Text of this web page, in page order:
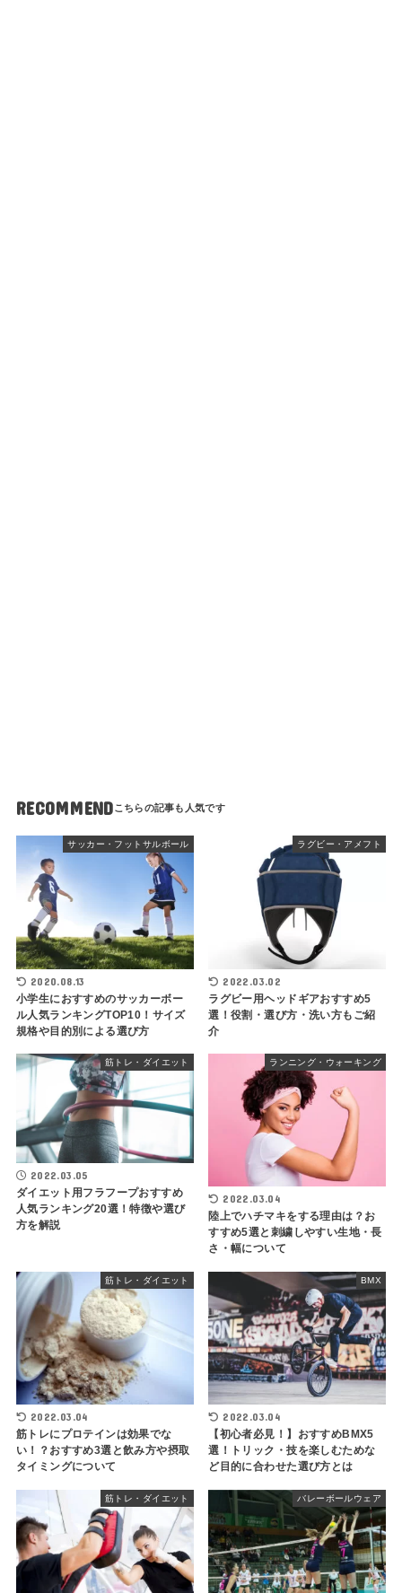
RECOMMEND
サッカー・フットサルボール
2020.08.13
小学生におすすめのサッカーボー
ル人気ランキングTOP10！サイズ
規格や目的別による選び方
ラグビー・アメフト
2022.03.02
ラグビー用ヘッドギアおすすめ5
選！役割・選び方・洗い方もご紹
介
筋トレ・ダイエット
2022.03.05
ダイエット用フラフープおすすめ
人気ランキング20選！特徴や選び
方を解説
ランニング・ウォーキング
2022.03.04
陸上でハチマキをする理由は？お
すすめ5選と刺繍しやすい生地・長
さ・幅について
筋トレ・ダイエット
2022.03.04
筋トレにプロテインは効果でな
い！？おすすめ3選と飲み方や摂取
タイミングについて
BMX
2022.03.04
【初心者必見！】おすすめBMX5
選！トリック・技を楽しむためな
ど目的に合わせた選び方とは
筋トレ・ダイエット バレーボールウェア